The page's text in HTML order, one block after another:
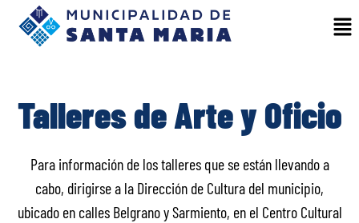
Talleres de Arte y Oficio
Para información de los talleres que se están llevando a
cabo, dirigirse a la Dirección de Cultura del municipio,
ubicado en calles Belgrano y Sarmiento, en el Centro Cultural